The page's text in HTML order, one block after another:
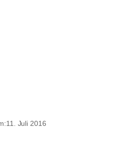
11. Juli 2016